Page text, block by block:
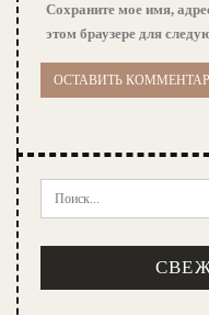
Сохраните мое имя,
этом браузере для